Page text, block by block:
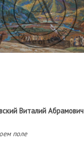
художников
признание и в
чем ста выставках —
Испании и
свои наиболее
аукционах и
коллекции. В
Муниципальной
(Россия), Дома-
поле